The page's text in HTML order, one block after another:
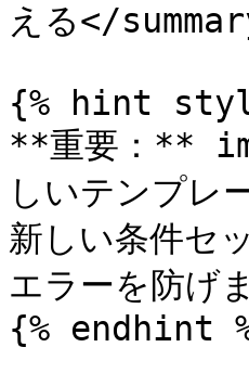
える</
{% hint
**重要：**
しいテンプレ
新しい条件セ
エラーを防げ
{% endhint